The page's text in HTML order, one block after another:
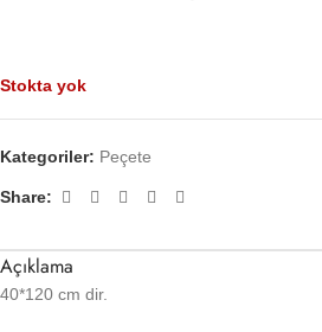
Stokta yok
Kategoriler: Peçete
Share:
Açıklama
40*120 cm dir.